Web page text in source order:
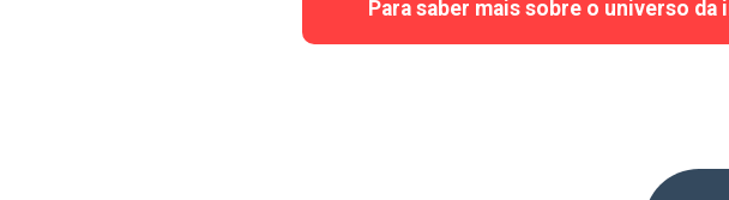
Para saber mais sobre o universo